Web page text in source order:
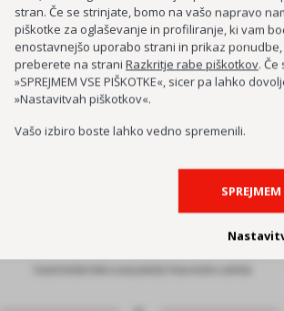
stran. Če se strinjate, bomo na vašo napravo
piškotke za oglaševanje in profiliranje, ki vam
enostavnejšo uporabo strani in prikaz
preberete na strani Razkritje rabe piškotkov.
»SPREJMEM VSE PIŠKOTKE«, sicer pa lahko
»Nastavitvah piškotkov«.
Vašo izbiro boste lahko vedno spremenili.